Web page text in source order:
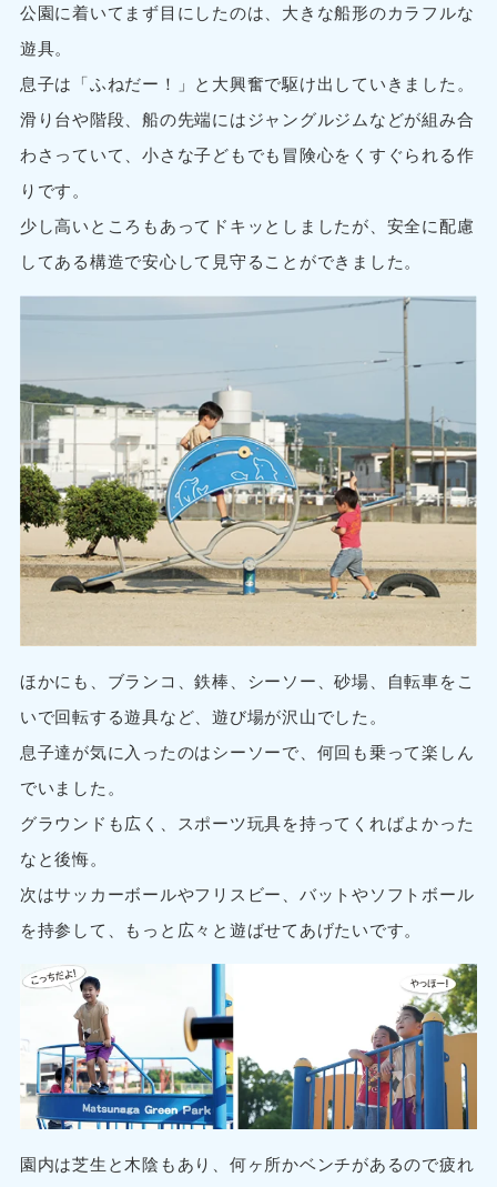
公園に着いてまず目にしたのは、大きな船形のカラフルな
遊具。
息子は「ふねだー！」と大興奮で駆け出していきました。
滑り台や階段、船の先端にはジャングルジムなどが組み合
わさっていて、小さな子どもでも冒険心をくすぐられる作
りです。
少し高いところもあってドキッとしましたが、安全に配慮
してある構造で安心して見守ることができました。
ほかにも、ブランコ、鉄棒、シーソー、砂場、自転車をこ
いで回転する遊具など、遊び場が沢山でした。
息子達が気に入ったのはシーソーで、何回も乗って楽しん
でいました。
グラウンドも広く、スポーツ玩具を持ってくればよかった
なと後悔。
次はサッカーボールやフリスビー、バットやソフトボール
を持参して、もっと広々と遊ばせてあげたいです。
園内は芝生と木陰もあり、何ヶ所かベンチがあるので疲れ